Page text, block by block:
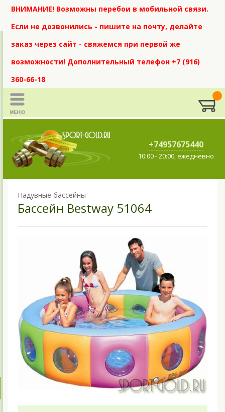
ВНИМАНИЕ! Возможны перебои в мобильной связи.
Если не дозвонились - пишите на почту, делайте
заказ через сайт - свяжемся при первой же
возможности! Дополнительный телефон +7 (916)
360-66-18
+74957675440
10:00 - 20:00, ежедневно
Надувные бассейны
Бассейн Bestway 51064